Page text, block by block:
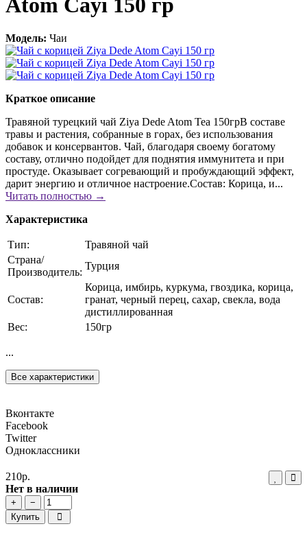
Модель: Чаи
Краткое описание
Травяной турецкий чай Ziya Dede Atom Tea 150грВ составе
травы и растения, собранные в горах, без использования
добавок и консервантов. Чай, благодаря своему богатому
составу, отлично подойдет для поднятия иммунитета и при
простуде. Оказывает согревающий и пробуждающий эффект,
дарит энергию и отличное настроение.Состав: Корица, и...
Читать полностью →
Характеристика
Тип:
Травяной чай
Страна/
Производитель:
Турция
Состав:
Корица, имбирь, куркума, гвоздика, корица,
гранат, черный перец, сахар, свекла, вода
дистиллированная
Вес:
150гр
...
Все характеристики
Вконтакте
Facebook
Twitter
Одноклассники
210р.
Нет в наличии
+
−
Купить